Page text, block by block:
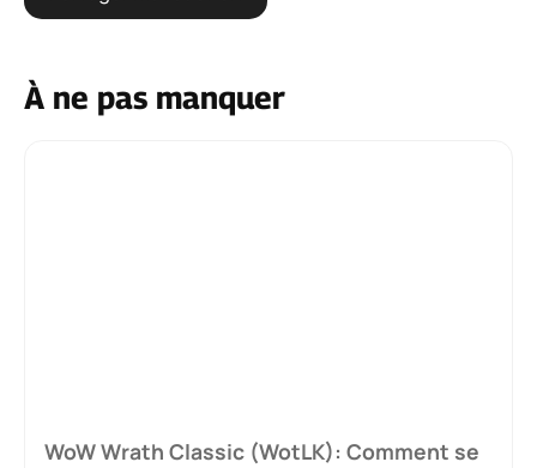
À ne pas manquer
WoW Wrath Classic (WotLK): Comment se